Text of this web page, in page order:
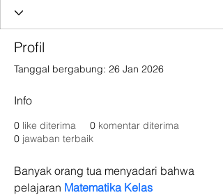
Profil
Tanggal bergabung: 26 Jan 2026
Info
0 like diterima 0 komentar diterima
0 jawaban terbaik
Banyak orang tua menyadari bahwa
pelajaran Matematika Kelas